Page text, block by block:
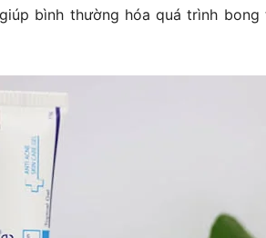
bình thường hóa quá trình